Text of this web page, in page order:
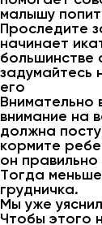
малышу
Проследите
начинает
большинстве
задумайтесь
его
Внимательно
внимание на
должна
кормите
он
Тогда
грудничка.
Мы уже
Чтобы этого